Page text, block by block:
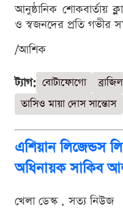
আনুষ্ঠানিক শোকবার্তায়
ও স্বজনদের প্রতি গভীর
/আশিক
ট্যাগ: বোটাফোগো
তাসিও মায়া দোস সান্তোস
এশিয়ান লিজেন্ডস
অধিনায়ক সাকিব
খেলা ডেস্ক . সত্য নিউজ